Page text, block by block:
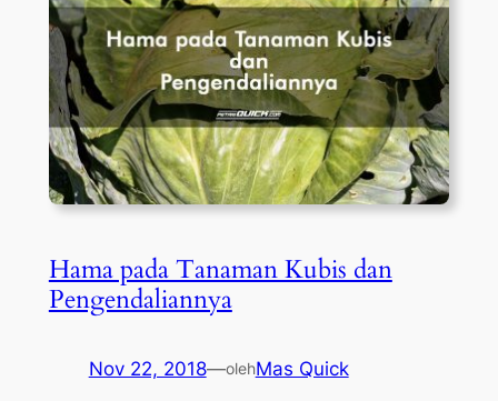
Hama pada Tanaman Kubis dan
Pengendaliannya
Nov 22, 2018—olehMas Quick